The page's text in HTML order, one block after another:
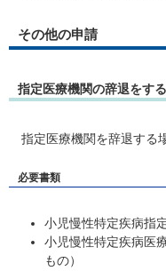
その他の申請
指定医療機関の辞退をす
指定医療機関を辞退する
必要書類
小児慢性特定疾病指
小児慢性特定疾病医
もの）